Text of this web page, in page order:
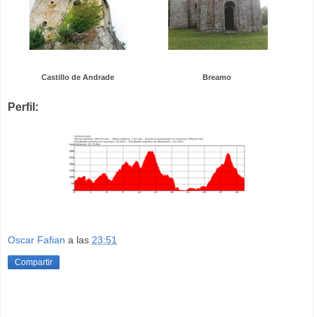
Castillo de Andrade Breamo
Perfil:
Oscar Fafian a las 23:51
Compartir